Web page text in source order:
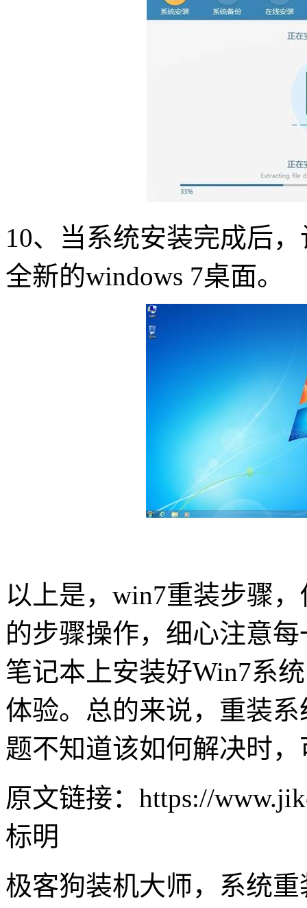
10、当系统安装完成后
全新的windows 7桌面。
以上是， win7重装步骤
的步骤操作，细心注意
笔记本上安装好Win7系
体验。总的来说，重装
题不知道该如何解决时
原文链接：https://
标明
极客狗装机大师，系统